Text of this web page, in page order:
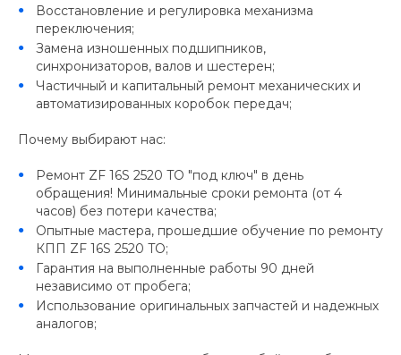
Восстановление и регулировка механизма
переключения;
Замена изношенных подшипников,
синхронизаторов, валов и шестерен;
Частичный и капитальный ремонт механических и
автоматизированных коробок передач;
Почему выбирают нас:
Ремонт ZF 16S 2520 TO "под ключ" в день
обращения! Минимальные сроки ремонта (от 4
часов) без потери качества;
Опытные мастера, прошедшие обучение по ремонту
КПП ZF 16S 2520 TO;
Гарантия на выполненные работы 90 дней
независимо от пробега;
Использование оригинальных запчастей и надежных
аналогов;